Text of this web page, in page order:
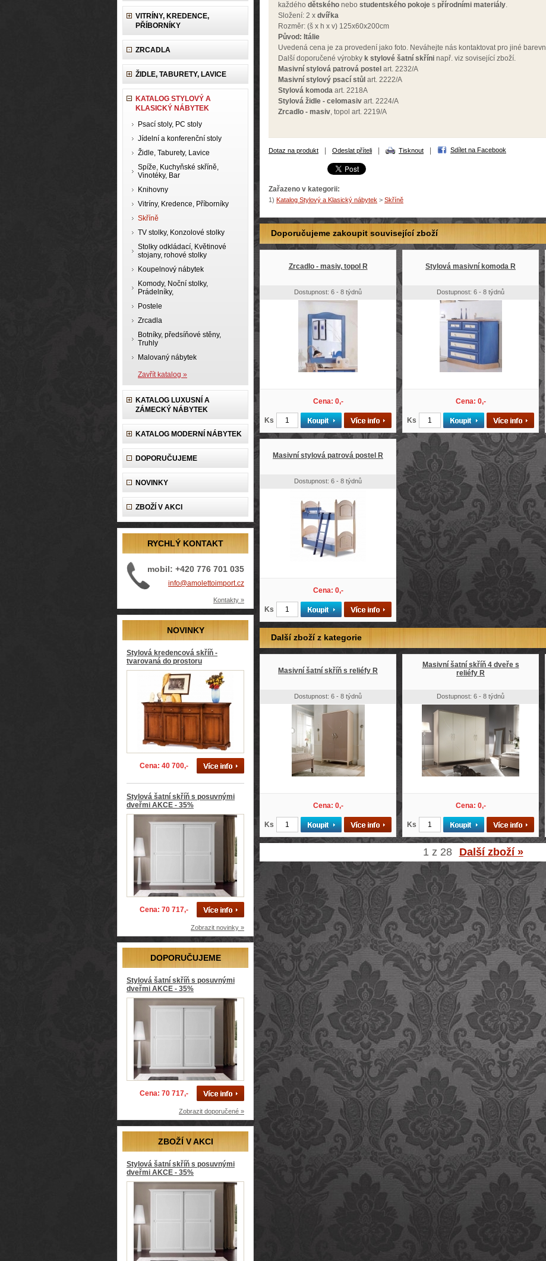
VITRÍNY, KREDENCE,
PŘÍBORNÍKY
ZRCADLA
ŽIDLE, TABURETY, LAVICE
KATALOG STYLOVÝ A
KLASICKÝ NÁBYTEK
Psací stoly, PC stoly
Jídelní a konferenční stoly
Židle, Taburety, Lavice
Spíže, Kuchyňské skříně,
Vinotéky, Bar
Knihovny
Vitríny, Kredence, Příborníky
Skříně
TV stolky, Konzolové stolky
Stolky odkládací, Květinové
stojany, rohové stolky
Koupelnový nábytek
Komody, Noční stolky,
Prádelníky,
Postele
Zrcadla
Botníky, předsíňové stěny,
Truhly
Malovaný nábytek
Zavřít katalog »
KATALOG LUXUSNÍ A
ZÁMECKÝ NÁBYTEK
KATALOG MODERNÍ NÁBYTEK
DOPORUČUJEME
NOVINKY
ZBOŽÍ V AKCI
RYCHLÝ KONTAKT
mobil: +420 776 701 035
info@amolettoimport.cz
Kontakty »
NOVINKY
Stylová kredencová skříň -
tvarovaná do prostoru
Cena: 40 700,-
Stylová šatní skříň s posuvnými
dveřmi AKCE - 35%
Cena: 70 717,-
Zobrazit novinky »
DOPORUČUJEME
Stylová šatní skříň s posuvnými
dveřmi AKCE - 35%
Cena: 70 717,-
Zobrazit doporučené »
ZBOŽÍ V AKCI
Stylová šatní skříň s posuvnými
dveřmi AKCE - 35%
každého dětského nebo studentského pokoje s přírodními materiály.
Složení: 2 x dvířka
Rozměr: (š x h x v) 125x60x200cm
Původ: Itálie
Uvedená cena je za provedení jako foto. Neváhejte nás kontaktovat pro jiné
Další doporučené výrobky k stylové šatní skříni např. viz sovisející zboží.
Masivní stylová patrová postel art. 2232/A
Masivní stylový psací stůl art. 2222/A
Stylová komoda art. 2218A
Stylová židle - celomasiv art. 2224/A
Zrcadlo - masiv, topol art. 2219/A
Dotaz na produkt Odeslat příteli Tisknout Sdílet na Facebook
Zařazeno v kategorii:
1) Katalog Stylový a Klasický nábytek > Skříně
Doporučujeme zakoupit související zboží
Zrcadlo - masiv, topol R
Dostupnost: 6 - 8 týdnů
Cena: 0,-
Ks
Stylová masivní komoda R
Dostupnost: 6 - 8 týdnů
Cena: 0,-
Ks
Masivní stylová patrová postel R
Dostupnost: 6 - 8 týdnů
Cena: 0,-
Ks
Další zboží z kategorie
Masivní šatní skříň s reliéfy R
Dostupnost: 6 - 8 týdnů
Cena: 0,-
Ks
Masivní šatní skříň 4 dveře s
reliéfy R
Dostupnost: 6 - 8 týdnů
Cena: 0,-
Ks
1 z 28 Další zboží »